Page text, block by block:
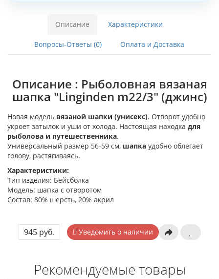
Описание Характеристики
Вопросы-Ответы (0) Оплата и Доставка
Описание : Рыболовная вязаная
шапка "Linginden m22/3" (джинс)
Новая модель вязаной шапки (унисекс). Отворот удобно
укроет затылок и уши от холода. Настоящая находка для
рыболова и путешественника.
Универсальный размер 56-59 см, шапка удобно облегает
голову, растягиваясь.
Характеристики:
Тип изделия: Бейсболка
Модель: шапка с отворотом
Состав: 80% шерсть, 20% акрил
945 руб. Уведомить о наличии
Рекомендуемые товары